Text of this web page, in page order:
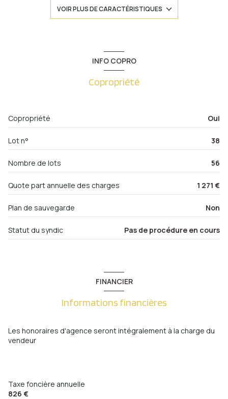
Chauffage individuel : radiateur (gaz)
2ème étage
3 étage(s)
ascenseur
cave
accès handicapé
VOIR PLUS DE CARACTÉRISTIQUES
INFO COPRO
Copropriété
Copropriété Oui
Lot n° 38
Nombre de lots 56
Quote part annuelle des charges 1 271 €
Plan de sauvegarde Non
Statut du syndic Pas de procédure en cours
FINANCIER
Informations financières
Les honoraires d'agence seront intégralement à la charge du
vendeur
Taxe foncière annuelle
826 €